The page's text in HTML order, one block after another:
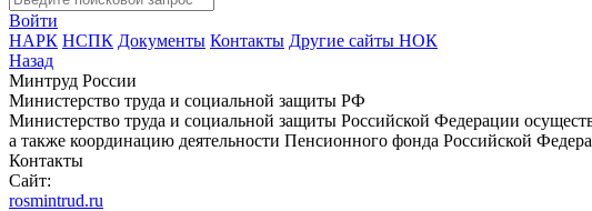
Войти
НАРК НСПК Документы Контакты Другие сайты НОК
Назад
Минтруд России
Министерство труда и социальной защиты РФ
Министерство труда и социальной защиты Российской Федерации
а также координацию деятельности Пенсионного фонда Российской
Контакты
Сайт:
rosmintrud.ru